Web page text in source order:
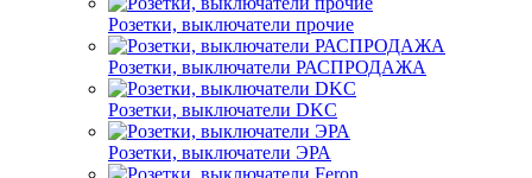
Розетки, выключатели прочие
Розетки, выключатели РАСПРОДАЖА
Розетки, выключатели DKC
Розетки, выключатели ЭРА